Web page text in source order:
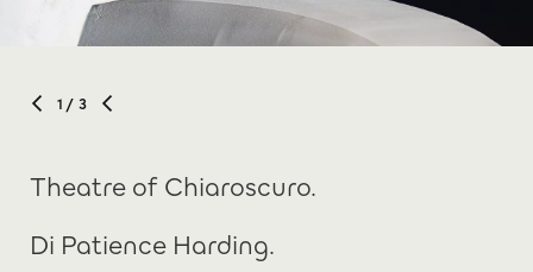
1 / 3
Theatre of Chiaroscuro.
Di Patience Harding.